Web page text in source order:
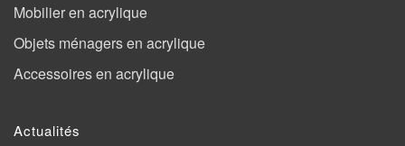
Mobilier en acrylique
Objets ménagers en acrylique
Accessoires en acrylique
Actualités